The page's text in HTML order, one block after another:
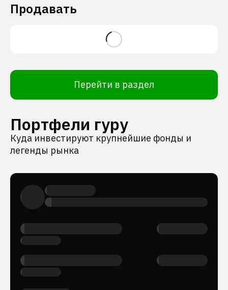
Продавать
Перейти в раздел
Портфели гуру
Куда инвестируют крупнейшие фонды и
легенды рынка